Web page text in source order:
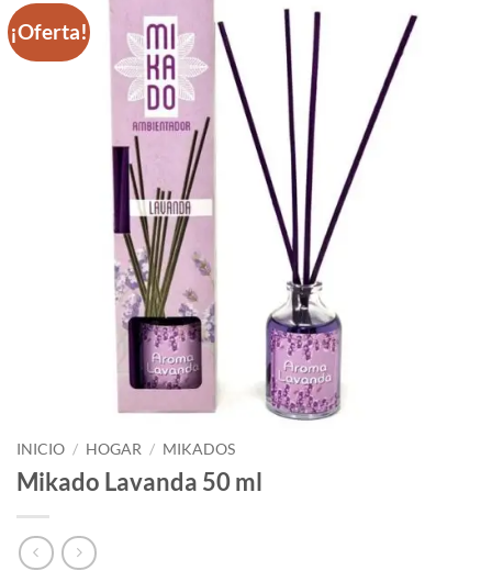
¡Oferta!
INICIO / HOGAR / MIKADOS
Mikado Lavanda 50 ml